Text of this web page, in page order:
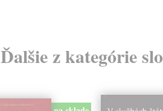
Ďalšie z kategórie